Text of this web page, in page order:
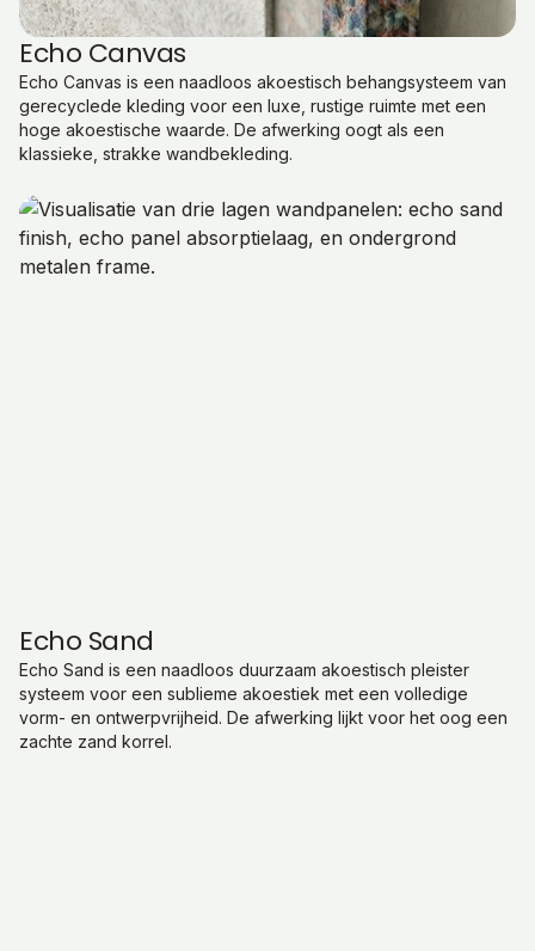
Echo Canvas
Echo Canvas is een naadloos akoestisch behangsysteem van
gerecyclede kleding voor een luxe, rustige ruimte met een
hoge akoestische waarde. De afwerking oogt als een
klassieke, strakke wandbekleding.
Echo Sand
Echo Sand is een naadloos duurzaam akoestisch pleister
systeem voor een sublieme akoestiek met een volledige
vorm- en ontwerpvrijheid. De afwerking lijkt voor het oog een
zachte zand korrel.